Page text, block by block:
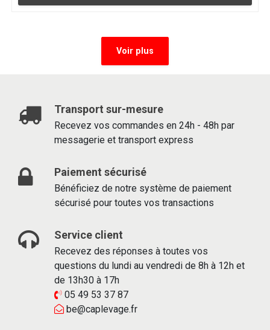
Voir plus
Transport sur-mesure
Recevez vos commandes en 24h - 48h par
messagerie et transport express
Paiement sécurisé
Bénéficiez de notre système de paiement
sécurisé pour toutes vos transactions
Service client
Recevez des réponses à toutes vos
questions du lundi au vendredi de 8h à 12h et
de 13h30 à 17h
05 49 53 37 87
be@caplevage.fr